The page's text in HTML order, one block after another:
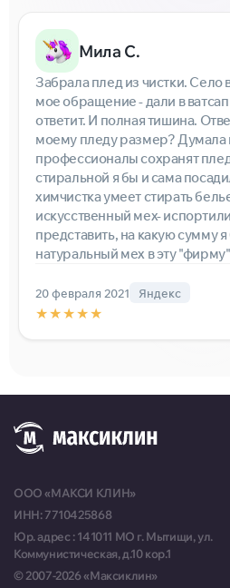
Мила С.
Забрала плед из чистки. Село
мое обращение - дали в
ответит. И полная тишина.
моему пледу размер? Думала
профессионалы сохранят
стиральной я бы и сама
химчистка умеет стирать
искусственный мех-
представить, на какую сумму
натуральный мех в эту "фирму"
20 февраля 2021 Яндекс
★★★★★
ООО «МАКСИ КЛИН»
ИНН: 7710425868
Юр. адрес : 141011 МО г. Мытищи, ул.
Коммунистическая, д.10 кор.1
© 2007-2026 «Максиклин»